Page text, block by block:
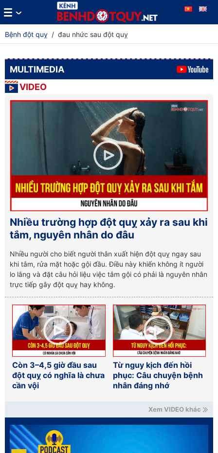
Bệnh đột quỵ / đau nhức sau đột quỵ
MULTIMEDIA
VIDEO
Nhiều trường hợp đột quỵ xảy ra sau khi
tắm, nguyên nhân do đâu
Nhiều người cho biết người thân xuất hiện đột quỵ ngay sau
khi tắm, rửa mặt hoặc gội đầu. Điều này khiến không ít người
lo lắng và đặt câu hỏi liệu việc tắm gội có phải là nguyên nhân
trực tiếp gây đột quỵ hay không.
Còn 3–4,5 giờ đầu sau
đột quỵ có nghĩa là chưa
cần vội
Từ nguy kịch đến hồi
phục: Câu chuyện bệnh
nhân đáng nhớ
Xem VIDEO khác